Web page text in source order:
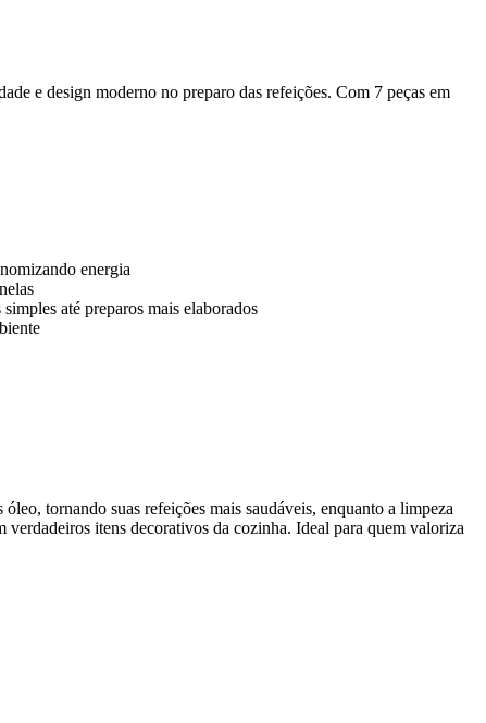
e design moderno no preparo das refeições. Com 7 peças em
energia
até preparos mais elaborados
tornando suas refeições mais saudáveis, enquanto a limpeza
itens decorativos da cozinha. Ideal para quem valoriza